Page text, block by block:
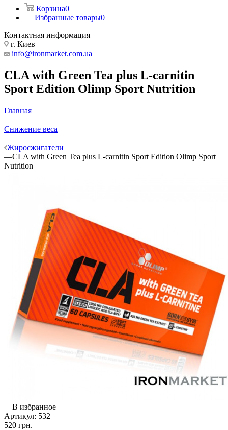
Корзина0
Избранные товары0
Контактная информация
г. Киев
info@ironmarket.com.ua
CLA with Green Tea plus L-carnitin
Sport Edition Olimp Sport Nutrition
Главная
—
Снижение веса
—
Жиросжигатели
—CLA with Green Tea plus L-carnitin Sport Edition Olimp Sport
Nutrition
В избранное
Артикул: 532
520 грн.